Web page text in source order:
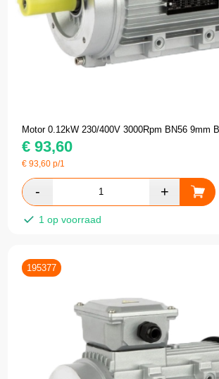
Motor 0.12kW 230/400V 3000Rpm BN56 9mm
€ 93,60
€93,60 p/1
1 op voorraad
195377